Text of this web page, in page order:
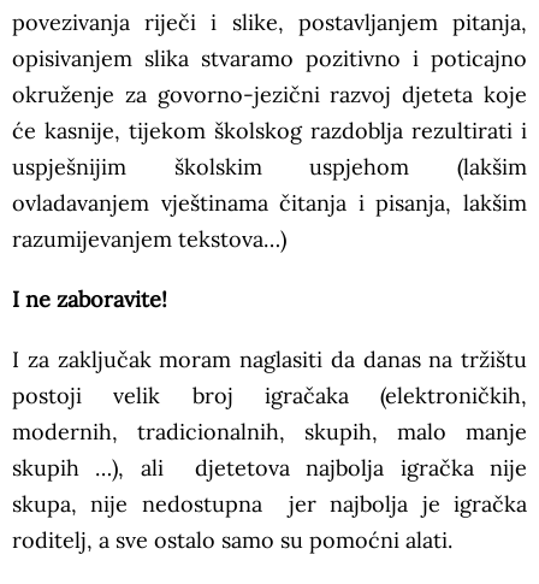
povezivanja riječi i slike, postavljanjem pitanja,
opisivanjem slika stvaramo pozitivno i poticajno
okruženje za govorno-jezični razvoj djeteta koje
će kasnije, tijekom školskog razdoblja rezultirati i
uspješnijim školskim uspjehom (lakšim
ovladavanjem vještinama čitanja i pisanja, lakšim
razumijevanjem tekstova…)
I ne zaboravite!
I za zaključak moram naglasiti da danas na tržištu
postoji velik broj igračaka (elektroničkih,
modernih, tradicionalnih, skupih, malo manje
skupih …), ali djetetova najbolja igračka nije
skupa, nije nedostupna jer najbolja je igračka
roditelj, a sve ostalo samo su pomoćni alati.